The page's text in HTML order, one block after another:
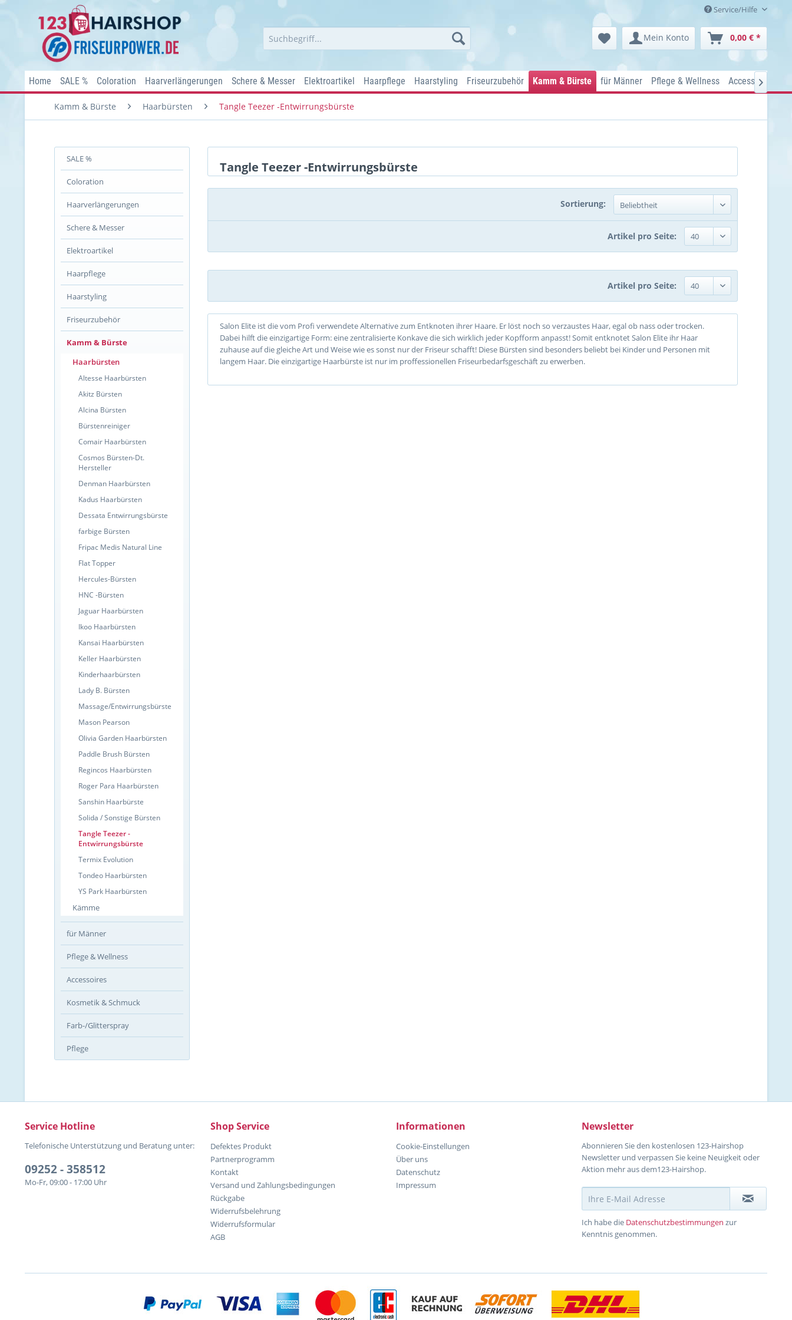
Service/Hilfe
Mein Konto 0,00 € *
Home SALE % Coloration Haarverlängerungen Schere & Messer Elektroartikel Haarpflege Haarstyling Friseurzubehör Kamm & Bürste für Männer Pflege & Wellness Accessoires

Kamm & Bürste Haarbürsten Tangle Teezer -Entwirrungsbürste
SALE %
Coloration
Haarverlängerungen
Schere & Messer
Elektroartikel
Haarpflege
Haarstyling
Friseurzubehör
Kamm & Bürste
Haarbürsten
Altesse Haarbürsten
Akitz Bürsten
Alcina Bürsten
Bürstenreiniger
Comair Haarbürsten
Cosmos Bürsten-Dt.
Hersteller
Denman Haarbürsten
Kadus Haarbürsten
Dessata Entwirrungsbürste
farbige Bürsten
Fripac Medis Natural Line
Flat Topper
Hercules-Bürsten
HNC -Bürsten
Jaguar Haarbürsten
Ikoo Haarbürsten
Kansai Haarbürsten
Keller Haarbürsten
Kinderhaarbürsten
Lady B. Bürsten
Massage/Entwirrungsbürste
Mason Pearson
Olivia Garden Haarbürsten
Paddle Brush Bürsten
Regincos Haarbürsten
Roger Para Haarbürsten
Sanshin Haarbürste
Solida / Sonstige Bürsten
Tangle Teezer -
Entwirrungsbürste
Termix Evolution
Tondeo Haarbürsten
YS Park Haarbürsten
Kämme
für Männer
Pflege & Wellness
Accessoires
Kosmetik & Schmuck
Farb-/Glitterspray
Pflege
Tangle Teezer -Entwirrungsbürste
Sortierung:
Artikel pro Seite:
Artikel pro Seite:
Salon Elite ist die vom Profi verwendete Alternative zum Entknoten ihrer Haare. Er löst noch so verzaustes Haar, egal ob nass oder trocken.
Dabei hilft die einzigartige Form: eine zentralisierte Konkave die sich wirklich jeder Kopfform anpasst! Somit entknotet Salon Elite ihr Haar
zuhause auf die gleiche Art und Weise wie es sonst nur der Friseur schafft! Diese Bürsten sind besonders beliebt bei Kinder und Personen mit
langem Haar. Die einzigartige Haarbürste ist nur im proffessionellen Friseurbedarfsgeschäft zu erwerben.
Service Hotline
Telefonische Unterstützung und Beratung unter:
09252 - 358512
Mo-Fr, 09:00 - 17:00 Uhr
Shop Service
Defektes Produkt
Partnerprogramm
Kontakt
Versand und Zahlungsbedingungen
Rückgabe
Widerrufsbelehrung
Widerrufsformular
AGB
Informationen
Cookie-Einstellungen
Über uns
Datenschutz
Impressum
Newsletter
Abonnieren Sie den kostenlosen 123-Hairshop
Newsletter und verpassen Sie keine Neuigkeit oder
Aktion mehr aus dem123-Hairshop.
Ich habe die Datenschutzbestimmungen zur
Kenntnis genommen.